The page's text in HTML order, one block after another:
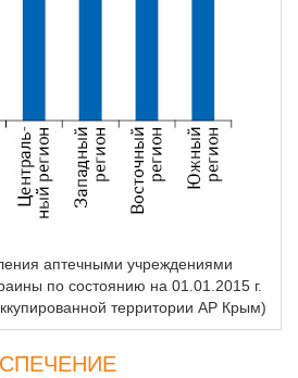
аптечными учреждениями
по состоянию на 01.01.2015 г.
территории АР Крым)